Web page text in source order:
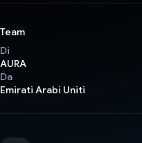
Team
Di
AURA
Da
Emirati Arabi Uniti